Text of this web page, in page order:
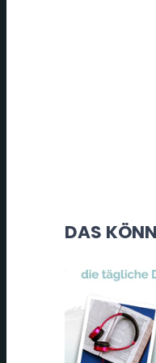
DAS